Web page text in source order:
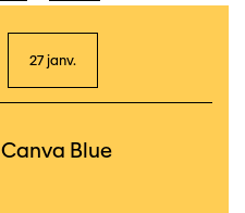
27 janv.
Canva Blue